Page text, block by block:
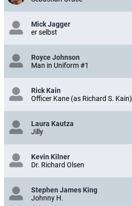
Mick Jagger
er selbst
Royce Johnson
Man in Uniform #1
Rick Kain
Officer Kane (as Richard S. Kain)
Laura Kautza
Jilly
Kevin Kilner
Dr. Richard Olsen
Stephen James King
Johnny H.